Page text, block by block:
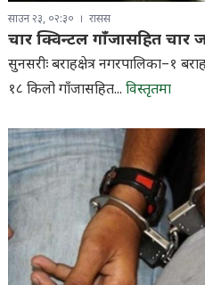
साउन २३, ०२:३० रासस
चार क्विन्टल गाँजासहित चार
सुनसरीः बराहक्षेत्र नगरपालिका–१
१८ किलो गाँजासहित... विस्तृतमा